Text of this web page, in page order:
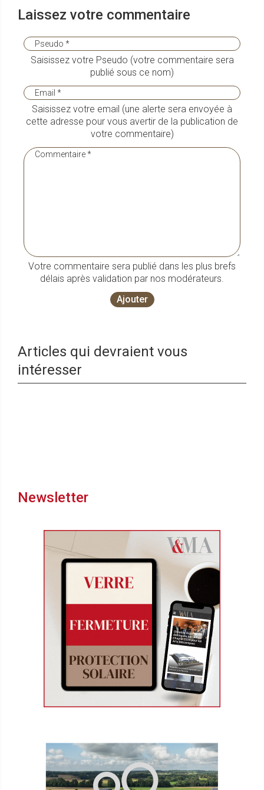
Laissez votre commentaire
Saisissez votre Pseudo (votre commentaire sera
publié sous ce nom)
Saisissez votre email (une alerte sera envoyée à
cette adresse pour vous avertir de la publication de
votre commentaire)
Votre commentaire sera publié dans les plus brefs
délais après validation par nos modérateurs.
Ajouter
Articles qui devraient vous
intéresser
Newsletter